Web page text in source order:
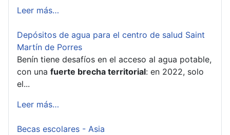
Leer más…
Depósitos de agua para el centro de salud Saint
Martín de Porres
Benín tiene desafíos en el acceso al agua potable,
con una fuerte brecha territorial: en 2022, solo
el...
Leer más…
Becas escolares - Asia